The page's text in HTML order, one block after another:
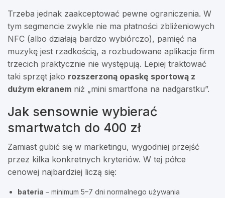
Trzeba jednak zaakceptować pewne ograniczenia. W
tym segmencie zwykle nie ma płatności zbliżeniowych
NFC (albo działają bardzo wybiórczo), pamięć na
muzykę jest rzadkością, a rozbudowane aplikacje firm
trzecich praktycznie nie występują. Lepiej traktować
taki sprzęt jako rozszerzoną opaskę sportową z
dużym ekranem niż „mini smartfona na nadgarstku”.
Jak sensownie wybierać
smartwatch do 400 zł
Zamiast gubić się w marketingu, wygodniej przejść
przez kilka konkretnych kryteriów. W tej półce
cenowej najbardziej liczą się:
bateria – minimum 5–7 dni normalnego używania